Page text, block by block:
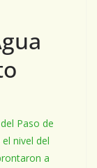
Paso de
nivel del
a